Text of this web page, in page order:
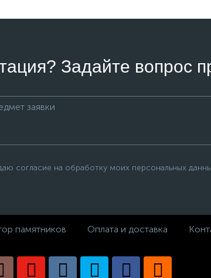
Задайте вопрос
согласие на обработку моих персональных
памятников Оплата и доставка